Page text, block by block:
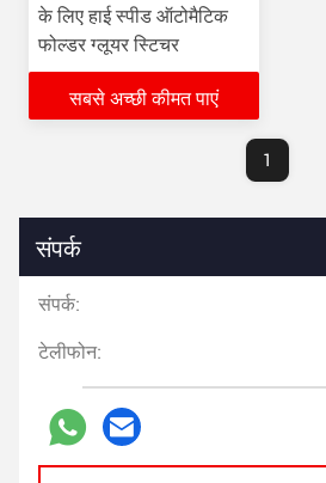
के लिए हाई स्पीड ऑटोमैटिक
फोल्डर ग्लूयर स्टिचर
सबसे अच्छी कीमत पाएं
1
संपर्क
संपर्क:
टेलीफोन: